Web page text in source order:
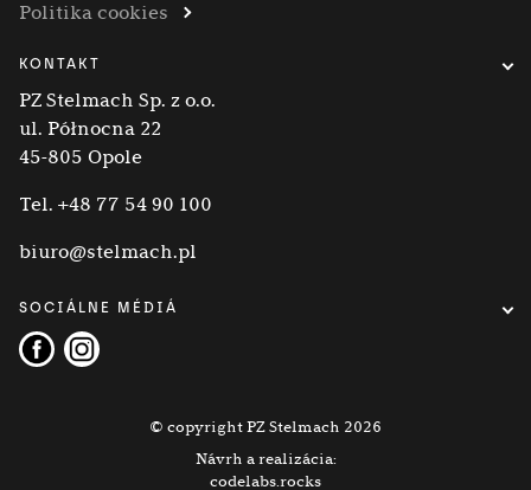
Politika cookies
KONTAKT
PZ Stelmach Sp. z o.o.
ul. Północna 22
45-805 Opole
Tel. +48 77 54 90 100
biuro@stelmach.pl
SOCIÁLNE MÉDIÁ
© copyright PZ Stelmach 2026
Návrh a realizácia:
codelabs.rocks